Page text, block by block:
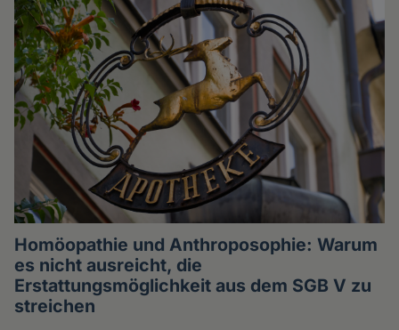
Homöopathie und Anthroposophie: Warum
es nicht ausreicht, die
Erstattungsmöglichkeit aus dem SGB V zu
streichen